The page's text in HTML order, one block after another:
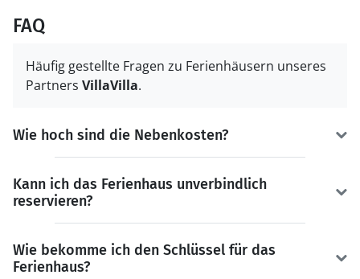
FAQ
Häufig gestellte Fragen zu Ferienhäusern unseres
Partners VillaVilla.
Wie hoch sind die Nebenkosten?
Kann ich das Ferienhaus unverbindlich
reservieren?
Wie bekomme ich den Schlüssel für das
Ferienhaus?